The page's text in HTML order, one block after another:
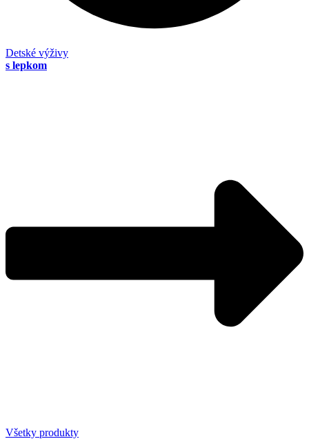
Detské výživy
s lepkom
Všetky produkty